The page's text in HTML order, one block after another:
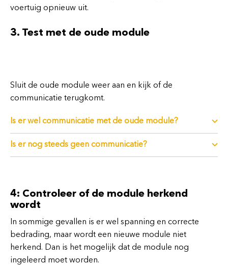
voertuig opnieuw uit.
3. Test met de oude module
Sluit de oude module weer aan en kijk of de
communicatie terugkomt.
Is er wel communicatie met de oude module?
Is er nog steeds geen communicatie?
4: Controleer of de module herkend
wordt
In sommige gevallen is er wel spanning en correcte
bedrading, maar wordt een nieuwe module niet
herkend. Dan is het mogelijk dat de module nog
ingeleerd moet worden.